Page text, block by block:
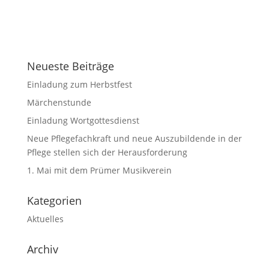
Neueste Beiträge
Einladung zum Herbstfest
Märchenstunde
Einladung Wortgottesdienst
Neue Pflegefachkraft und neue Auszubildende in der
Pflege stellen sich der Herausforderung
1. Mai mit dem Prümer Musikverein
Kategorien
Aktuelles
Archiv